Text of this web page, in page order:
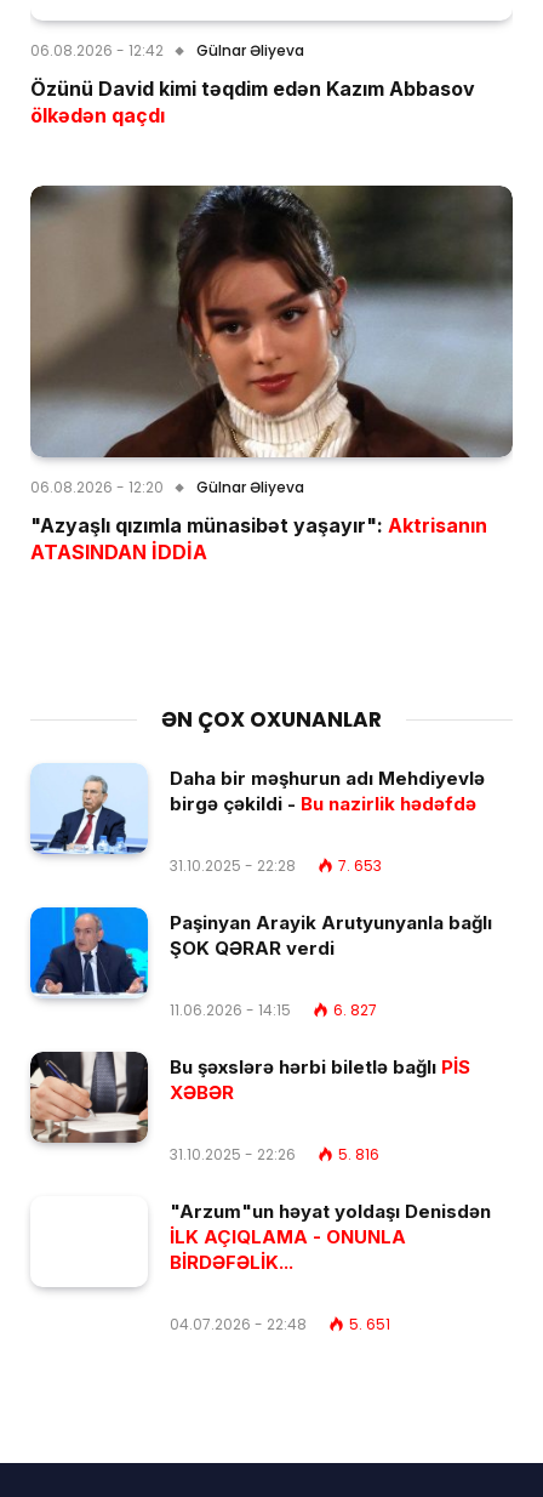
06.08.2026 - 12:42 Gülnar Əliyeva
Özünü David kimi təqdim edən Kazım Abbasov
ölkədən qaçdı
06.08.2026 - 12:20 Gülnar Əliyeva
"Azyaşlı qızımla münasibət yaşayır": Aktrisanın
ATASINDAN İDDİA
ƏN ÇOX OXUNANLAR
Daha bir məşhurun adı Mehdiyevlə
birgə çəkildi - Bu nazirlik hədəfdə
31.10.2025 - 22:28 7. 653
Paşinyan Arayik Arutyunyanla bağlı
ŞOK QƏRAR verdi
11.06.2026 - 14:15 6. 827
Bu şəxslərə hərbi biletlə bağlı PİS
XƏBƏR
31.10.2025 - 22:26 5. 816
"Arzum"un həyat yoldaşı Denisdən
İLK AÇIQLAMA - ONUNLA
BİRDƏFƏLİK...
04.07.2026 - 22:48 5. 651